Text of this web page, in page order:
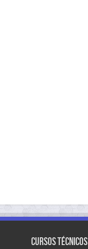
Cursos Técnicos